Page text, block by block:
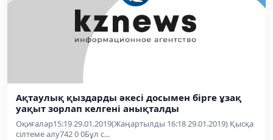
Ақтаулық қыздарды әкесі досымен бірге ұзақ
уақыт зорлап келгені анықталды
Оқиғалар15:19 29.01.2019(Жаңартылды 16:18 29.01.2019) Қысқа
сілтеме алу742 0 0Бұл с...